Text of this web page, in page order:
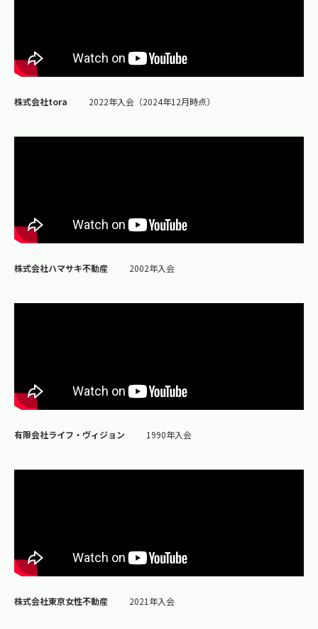
株式会社tora 2022年入会（2024年12月時点）
株式会社ハマサキ不動産 2002年入会
有限会社ライフ・ヴィジョン 1990年入会
株式会社東京女性不動産 2021年入会